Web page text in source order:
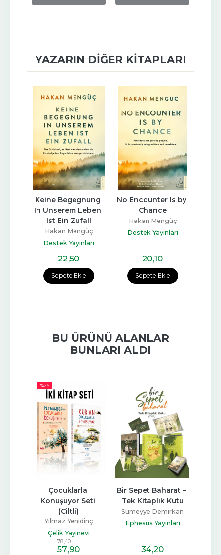
YAZARIN DIĞER KITAPLARI
Begegnung
Leben
Sepete Ekle
No Encounter Is by
Chance
Hakan Mengüç
Destek Yayınları
Sepete Ekle
Uzun İlişkilerin Sırrı
Hakan Mengüç
Destek Yayınları
BU ÜRÜNÜ ALANLAR
BUNLARI ALDI
26
Çocuklarla
Konuşuyor Seti
(Ciltli)
Yılmaz Yenidinç
Çelik Yayınevi
,40
57,90
Bir Sepet Baharat –
Tek Kitaplık Kutu
Sümeyye Demirkan
Ephesus Yayınları
34,20